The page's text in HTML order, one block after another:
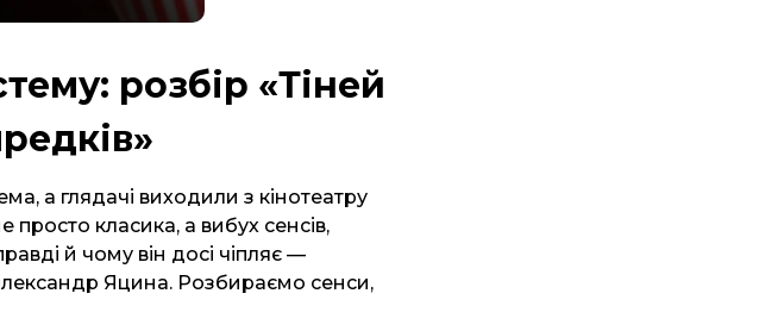
розбір «Тіней
а глядачі виходили з кінотеатру
просто класика, а вибух сенсів,
й чому він досі чіпляє —
Яцина. Розбираємо сенси,